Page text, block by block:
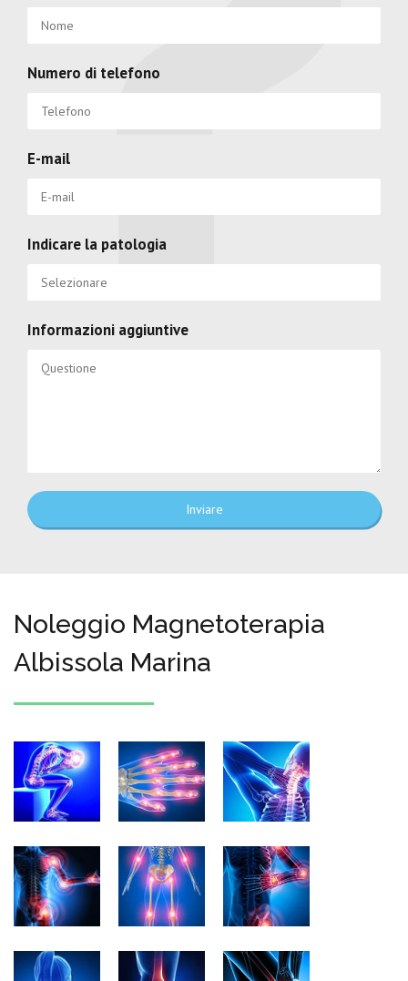
Numero di telefono
E-mail
Indicare la patologia
Informazioni aggiuntive
Inviare
Noleggio Magnetoterapia
Albissola Marina